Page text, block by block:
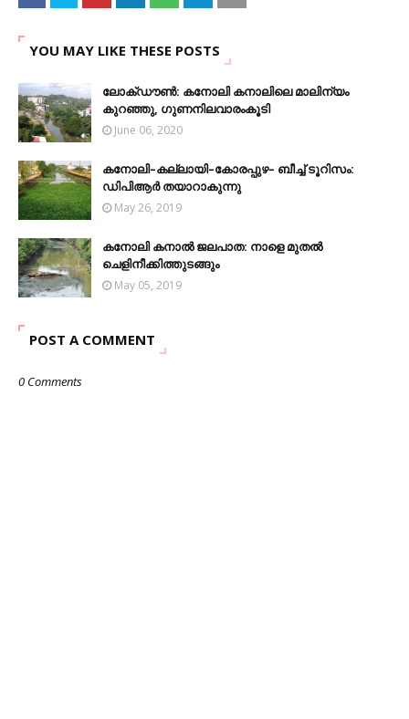
YOU MAY LIKE THESE POSTS
ലോക്ഡൗൺ: കനോലി കനാലിലെ മാലിന്യം
കുറഞ്ഞു, ഗുണനിലവാരംകൂടി
June 06, 2020
കനോലി–കല്ലായി–കോരപ്പുഴ–‌ ബീച്ച് ടൂറിസം:
ഡിപിആർ തയാറാകുന്നു
May 26, 2019
കനോലി കനാൽ ജലപാത: നാളെ മുതൽ
ചെളിനീക്കിത്തുടങ്ങും
May 05, 2019
POST A COMMENT
0 Comments